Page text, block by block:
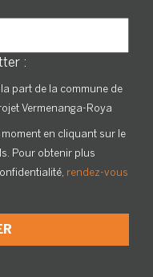
:
part de la commune de
Vermenanga-Roya
en cliquant sur le
Pour obtenir plus
rendez-vous